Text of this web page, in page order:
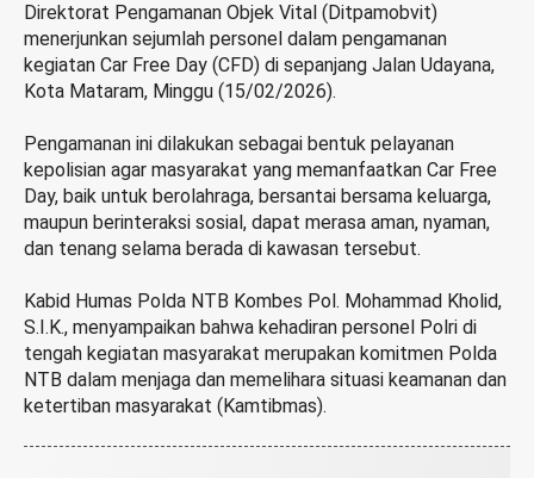
Direktorat Pengamanan Objek Vital (Ditpamobvit)
menerjunkan sejumlah personel dalam pengamanan
kegiatan Car Free Day (CFD) di sepanjang Jalan Udayana,
Kota Mataram, Minggu (15/02/2026).
Pengamanan ini dilakukan sebagai bentuk pelayanan
kepolisian agar masyarakat yang memanfaatkan Car Free
Day, baik untuk berolahraga, bersantai bersama keluarga,
maupun berinteraksi sosial, dapat merasa aman, nyaman,
dan tenang selama berada di kawasan tersebut.
Kabid Humas Polda NTB Kombes Pol. Mohammad Kholid,
S.I.K., menyampaikan bahwa kehadiran personel Polri di
tengah kegiatan masyarakat merupakan komitmen Polda
NTB dalam menjaga dan memelihara situasi keamanan dan
ketertiban masyarakat (Kamtibmas).